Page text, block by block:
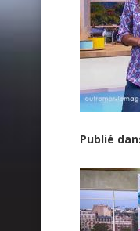
Publié